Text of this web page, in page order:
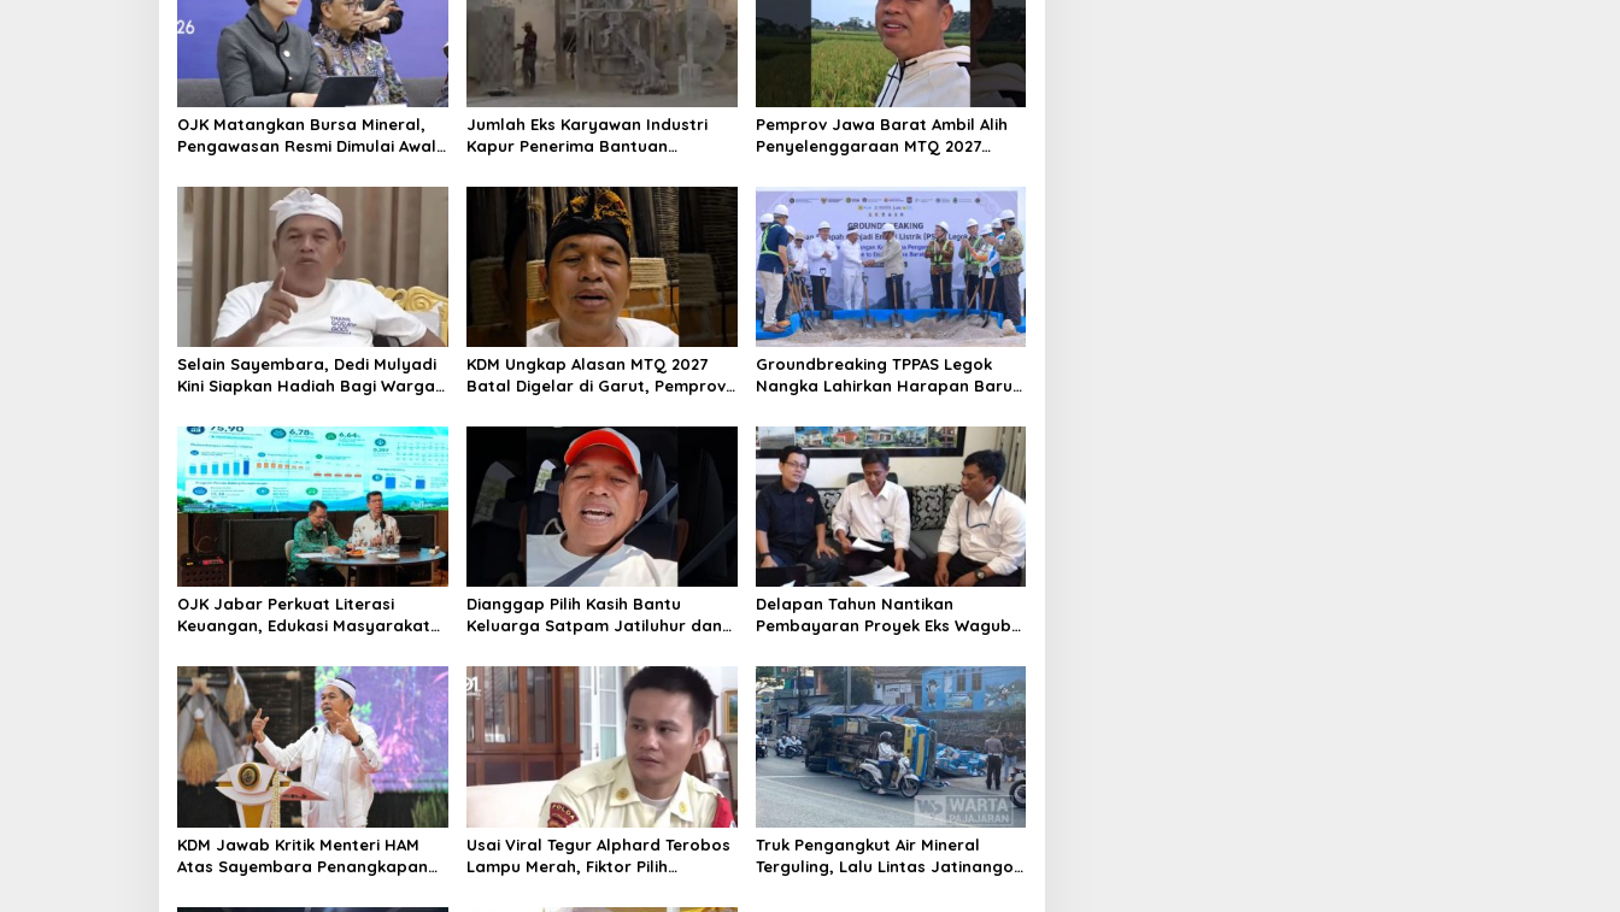
OJK Matangkan Bursa Mineral,
Pengawasan Resmi Dimulai Awal
Jumlah Eks Karyawan Industri
Kapur Penerima Bantuan
Identifikasi
Pemprov Jawa Barat Ambil Alih
Penyelenggaraan MTQ 2027
Rumah
Selain Sayembara, Dedi Mulyadi
Kini Siapkan Hadiah Bagi Warga
Narkotika
KDM Ungkap Alasan MTQ 2027
Batal Digelar di Garut, Pemprov
Groundbreaking TPPAS Legok
Nangka Lahirkan Harapan Baru
Raya
OJK Jabar Perkuat Literasi
Keuangan, Edukasi Masyarakat
Dianggap Pilih Kasih Bantu
Keluarga Satpam Jatiluhur dan
Dedi Mulyadi
Delapan Tahun Nantikan
Pembayaran Proyek Eks Wagub
Akui Merugi 3,9 Miliar
KDM Jawab Kritik Menteri HAM
Atas Sayembara Penangkapan
Usai Viral Tegur Alphard Terobos
Lampu Merah, Fiktor Pilih
Truk Pengangkut Air Mineral
Terguling, Lalu Lintas Jatinangor